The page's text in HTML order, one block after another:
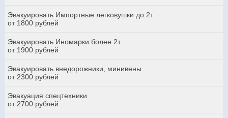
Эвакуировать Импортные легковушки до 2т
от 1800 рублей
Эвакуировать Иномарки более 2т
от 1900 рублей
Эвакуировать внедорожники, минивены
от 2300 рублей
Эвакуация спецтехники
от 2700 рублей